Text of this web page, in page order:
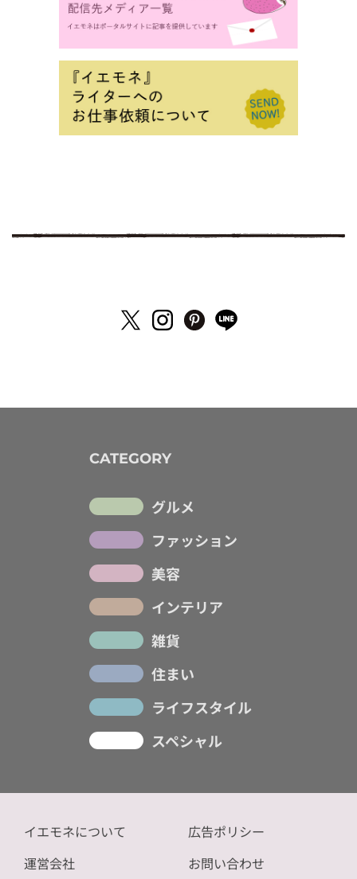
CATEGORY
グルメ
ファッション
美容
インテリア
雑貨
住まい
ライフスタイル
スペシャル
イエモネについて
運営会社
広告ポリシー
お問い合わせ